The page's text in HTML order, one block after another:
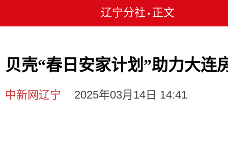
辽宁分社 • 正文
贝壳“春日安家计划”助力大连
中新网辽宁 2025年03月14日 14:41